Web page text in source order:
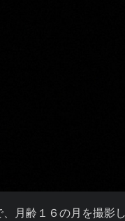
月齢１６の月を撮影し